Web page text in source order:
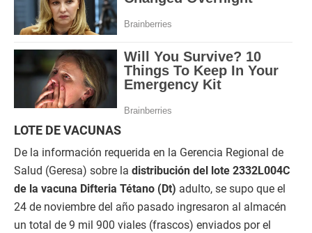
LOTE DE VACUNAS
De la información requerida en la Gerencia Regional de
Salud (Geresa) sobre la distribución del lote 2332L004C
de la vacuna Difteria Tétano (Dt) adulto, se supo que el
24 de noviembre del año pasado ingresaron al almacén
un total de 9 mil 900 viales (frascos) enviados por el